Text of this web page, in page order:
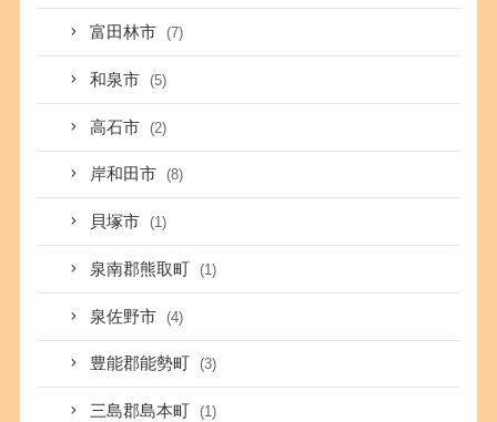
富田林市 (7)
和泉市 (5)
高石市 (2)
岸和田市 (8)
貝塚市 (1)
泉南郡熊取町 (1)
泉佐野市 (4)
豊能郡能勢町 (3)
三島郡島本町 (1)